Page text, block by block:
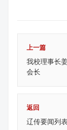
上一篇
我校理事长
会长
返回
辽传要闻列表